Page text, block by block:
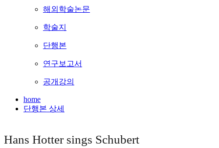
해외학술논문
학술지
단행본
연구보고서
공개강의
home
단행본 상세
Hans Hotter sings Schubert